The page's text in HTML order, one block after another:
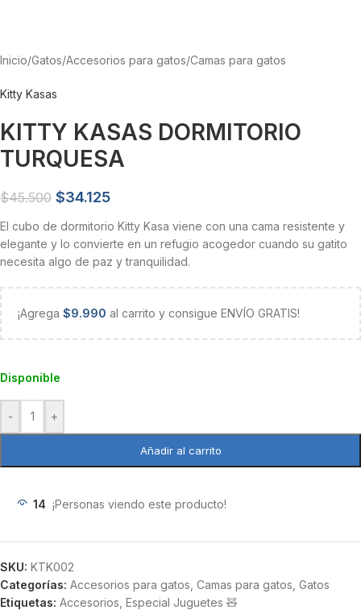
Inicio/Gatos/Accesorios para gatos/Camas para gatos
Kitty Kasas
KITTY KASAS DORMITORIO
TURQUESA
$45.500 $34.125
El cubo de dormitorio Kitty Kasa viene con una cama resistente y
elegante y lo convierte en un refugio acogedor cuando su gatito
necesita algo de paz y tranquilidad.
¡Agrega $9.990 al carrito y consigue ENVÍO GRATIS!
Disponible
- +
Añadir al carrito
14 ¡Personas viendo este producto!
SKU: KTK002
Categorías: Accesorios para gatos Camas para gatos Gatos
Etiquetas: Accesorios Especial Juguetes 🧸